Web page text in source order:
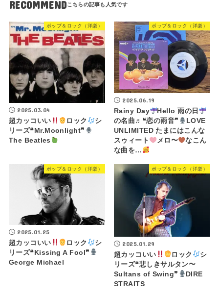
RECOMMEND
ポップ＆ロック（洋楽）
2025.03.04
超カッコいい
ロック
シ
リーズ❝Mr.Moonlight❞
The Beatles
ポップ＆ロック（洋楽）
2025.06.19
Rainy Day
Hello 雨の日
の名曲♬❝恋の雨音❞
LOVE
UNLIMITED たまにはこんな
スゥィート
メロ〜
なこん
な曲を…
ポップ＆ロック（洋楽）
2025.01.25
超カッコいい
ロック
シ
リーズ❝Kissing A Fool❞
George Michael
ポップ＆ロック（洋楽）
2025.01.29
超カッコいい
ロック
シ
リーズ❝悲しきサルタン〜
Sultans of Swing❞
DIRE
STRAITS